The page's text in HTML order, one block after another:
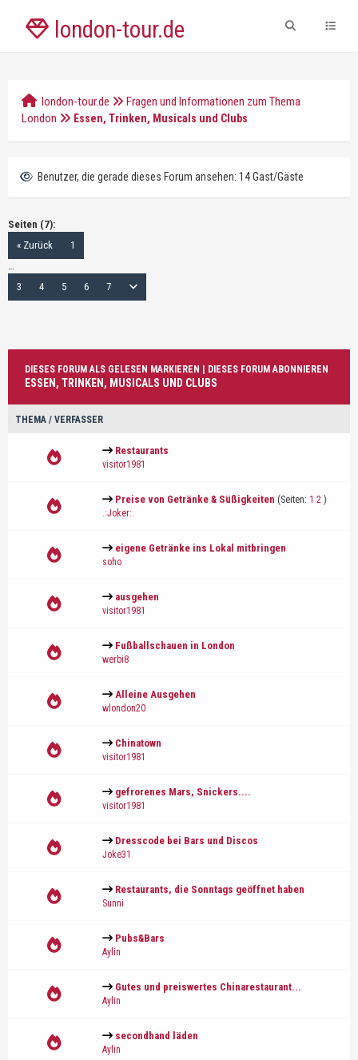
london-tour.de
london-tour.de
Fragen und Informationen zum Thema
London
Essen, Trinken, Musicals und Clubs
Benutzer, die gerade dieses Forum ansehen: 14 Gast/Gäste
Seiten (7):
« Zurück
1
…
3
4 5 6 7
DIESES FORUM ALS GELESEN MARKIEREN DIESES FORUM ABONNIEREN
ESSEN, TRINKEN, MUSICALS UND CLUBS
THEMA / VERFASSER
Restaurants
visitor1981
Preise von Getränke & Süßigkeiten (Seiten: 1 2 )
.:Joker:.
eigene Getränke ins Lokal mitbringen
soho
ausgehen
visitor1981
Fußballschauen in London
werbi8
Alleine Ausgehen
wlondon20
Chinatown
visitor1981
gefrorenes Mars, Snickers....
visitor1981
Dresscode bei Bars und Discos
Joke31
Restaurants, die Sonntags geöffnet haben
Sunni
Pubs&Bars
Aylin
Gutes und preiswertes Chinarestaurant...
Aylin
secondhand läden
Aylin